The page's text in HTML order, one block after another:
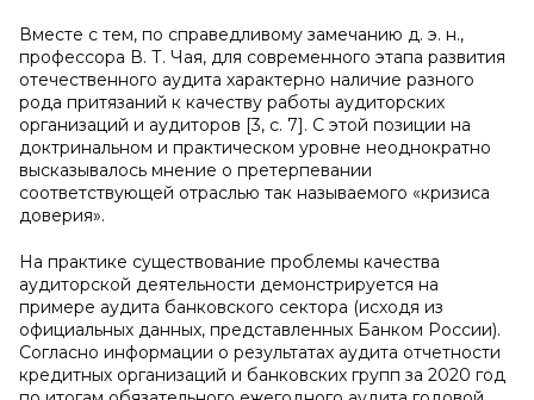
Вместе с тем, по справедливому замечанию д. э. н.,
профессора В. Т. Чая, для современного этапа развития
отечественного аудита характерно наличие разного
рода притязаний к качеству работы аудиторских
организаций и аудиторов [3, с. 7]. С этой позиции на
доктринальном и практическом уровне неоднократно
высказывалось мнение о претерпевании
соответствующей отраслью так называемого «кризиса
доверия».
На практике существование проблемы качества
аудиторской деятельности демонстрируется на
примере аудита банковского сектора (исходя из
официальных данных, представленных Банком России).
Согласно информации о результатах аудита отчетности
кредитных организаций и банковских групп за 2020 год